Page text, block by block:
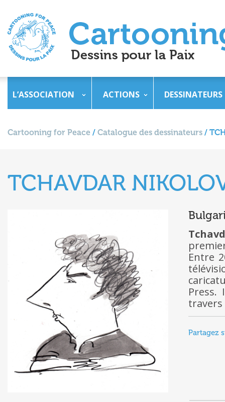
L’ASSOCIATION ACTIONS DESSINATEURS
Cartooning for Peace / Catalogue des dessinateurs /
TCHAVDAR
Entre
travers
Partagez